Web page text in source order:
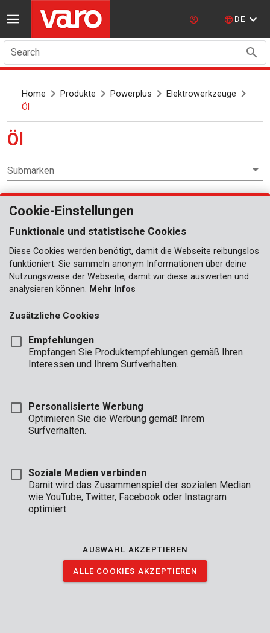
DE
Search
Home Produkte Powerplus
Elektrowerkzeuge
Öl
Submarken
Elektrowerkzeuge
Pflegespray 500ml
Cookie-Einstellungen
Funktionale und statistische Cookies
Diese Cookies werden benötigt, damit die Webseite reibungslos
funktioniert. Sie sammeln anonym Informationen über deine
Nutzungsweise der Webseite, damit wir diese auswerten und
analysieren können. Mehr Infos
Zusätzliche Cookies
Empfehlungen
Empfangen Sie Produktempfehlungen gemäß Ihren
Interessen und Ihrem Surfverhalten.
Personalisierte Werbung
Optimieren Sie die Werbung gemäß Ihrem
Surfverhalten.
Soziale Medien verbinden
Damit wird das Zusammenspiel der sozialen Median
wie YouTube, Twitter, Facebook oder Instagram
optimiert.
AUSWAHL AKZEPTIEREN
ALLE COOKIES AKZEPTIEREN